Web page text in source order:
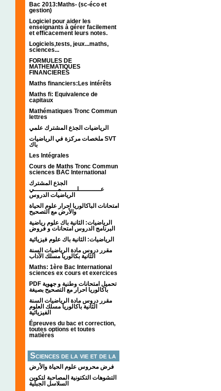
Bac 2013:Maths- (sc-éco et
gestion)
Logiciel pour aider les
enseignants à gérer facilement
et efficacement leurs notes.
Logiciels,tests, jeux...maths,
sciences...
FORMULES DE
MATHEMATIQUES
FINANCIERES
Maths financiers:Les intérêts
Maths fi: Equivalence de
capitaux
Mathématiques Tronc Commun
lettres
الرياضيات الجذع المشترك علمي
ملخصات مركزة في الرياضيات SVT
باك
Les Intégrales
Cours de Maths Tronc Commun
sciences BAC International
الجذع المشترك
عـــــــــــلــــــــمــــــــــــي
الرياضيات الدروس
امتحانات الباكالوريا احرار علوم الحياة
والأرض مع التصحيح
الرياضيات: الثانية باك علوم رياضية
البرنامج الدروس امتحانات و فروض
الرياضيات: الثانية باك علوم فيزيائية
مقرر دروس مادة الرياضيات السنة
الثانية بكالوريا مسلك الآداب
Maths: 1ère Bac International
sciences ex cours et exercices
PDF تحميل امتحانات وطنية و جهوية
باكالوريا احرار مع التصحيح بصيغة
مقرر دروس مادة الرياضيات السنة
الثانية باكالوريا مسلك العلوم
الفيزيائية
Épreuves du bac et correction,
toutes options et toutes
matières
Sciences de la vie et de la
terre
فرض محروس علوم الحياة والأرض
التشوهات التكتونیة المصاحبة لتكوین
السلاسل الجبلیة